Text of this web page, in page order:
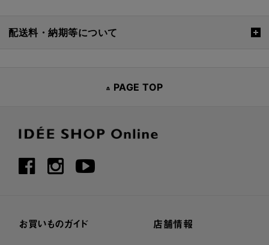
配送料・納期等について
PAGE TOP
お買いものガイド 店舗情報